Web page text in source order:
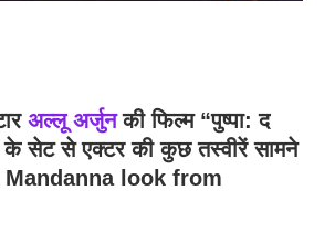
अल्लू अर्जुनकी फिल्म “पुष्पा: द
के सेट से एक्टर की कुछ तस्वीरें सामने
Mandanna look from